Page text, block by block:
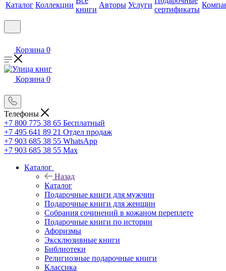
Каталог Коллекции
книги
Авторы Услуги
сертификаты
Корзина 0
Корзина 0
Телефоны
+7 800 775 38 65 Бесплатный
+7 495 641 89 21 Отдел продаж
+7 903 685 38 55 WhatsApp
+7 903 685 38 55 Max
Каталог
Назад
Каталог
Подарочные книги для мужчин
Подарочные книги для женщин
Собрания сочинений в кожаном переплете
Подарочные книги по истории
Афоризмы
Эксклюзивные книги
Библиотеки
Религиозные подарочные книги
Классика